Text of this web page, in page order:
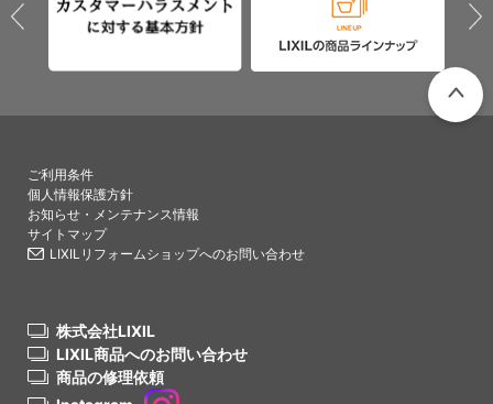
ご利用条件
個人情報保護方針
お知らせ・メンテナンス情報
サイトマップ
LIXILリフォームショップへのお問い合わせ
株式会社LIXIL
LIXIL商品へのお問い合わせ
商品の修理依頼